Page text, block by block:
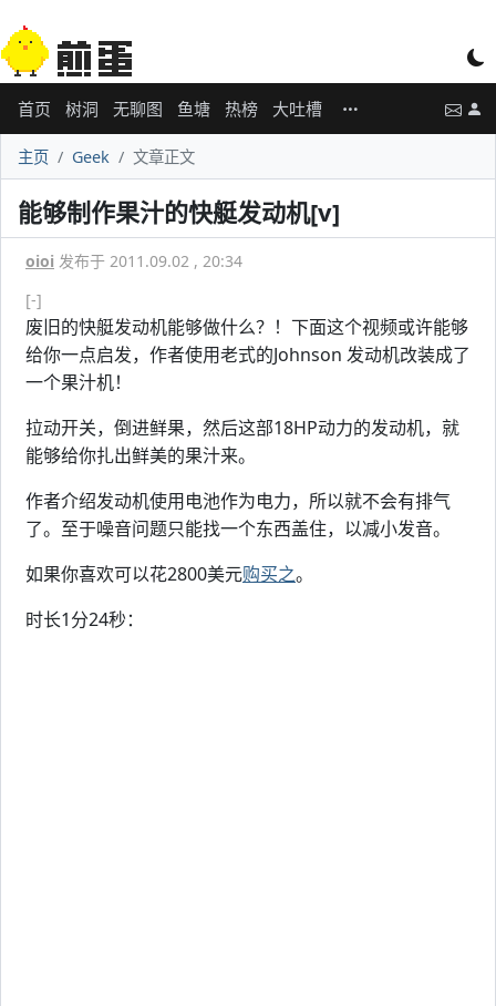
首页 树洞 无聊图 鱼塘 热榜 大吐槽
主页 Geek 文章正文
能够制作果汁的快艇发动机[v]
oioi 发布于 2011.09.02 , 20:34
[-]
废旧的快艇发动机能够做什么？！下面这个视频或许能够
给你一点启发，作者使用老式的Johnson 发动机改装成了
一个果汁机！
拉动开关，倒进鲜果，然后这部18HP动力的发动机，就
能够给你扎出鲜美的果汁来。
作者介绍发动机使用电池作为电力，所以就不会有排气
了。至于噪音问题只能找一个东西盖住，以减小发音。
如果你喜欢可以花2800美元购买之。
时长1分24秒：